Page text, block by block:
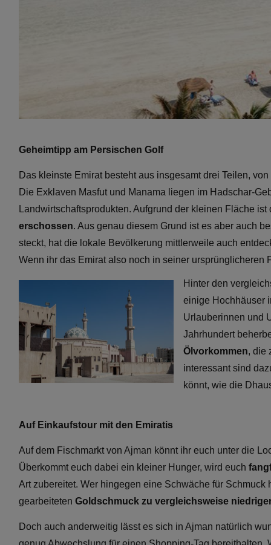
Geheimtipp am Persischen Golf
Das kleinste Emirat besteht aus insgesamt drei Teilen,
Die Exklaven Masfut und Manama liegen im Hadschar-
Landwirtschaftsprodukten. Aufgrund der kleinen Fläche
erschossen. Aus genau diesem Grund ist es aber auch
steckt, hat die lokale Bevölkerung mittlerweile auch
Wenn ihr das Emirat also noch in seiner
Hinter den
einige Hochhäuser
Urlauberinnen und
Jahrhundert
Ölvorkommen, die
interessant sind
könnt, wie die
Auf Einkaufstour mit den Emiratis
Auf dem Fischmarkt von Ajman könnt ihr euch unter die
Überkommt euch dabei ein kleiner Hunger, wird euch
Art zubereitet. Wer hingegen eine Schwäche für
gearbeiteten Goldschmuck zu vergleichsweise
Doch auch anderweitig lässt es sich in Ajman natürlich